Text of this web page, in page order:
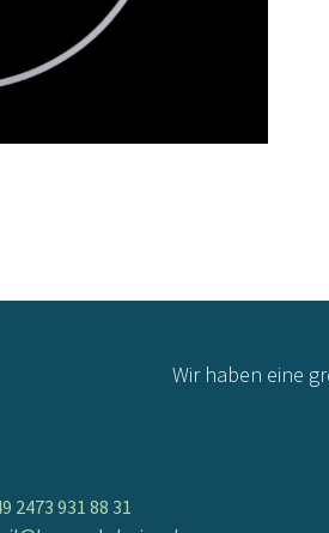
Wir haben eine
2473 931 88 31